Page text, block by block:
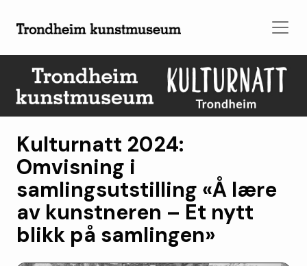
Kulturnatt 2024:
Omvisning i
samlingsutstilling «Å lære
av kunstneren – Et nytt
blikk på samlingen»